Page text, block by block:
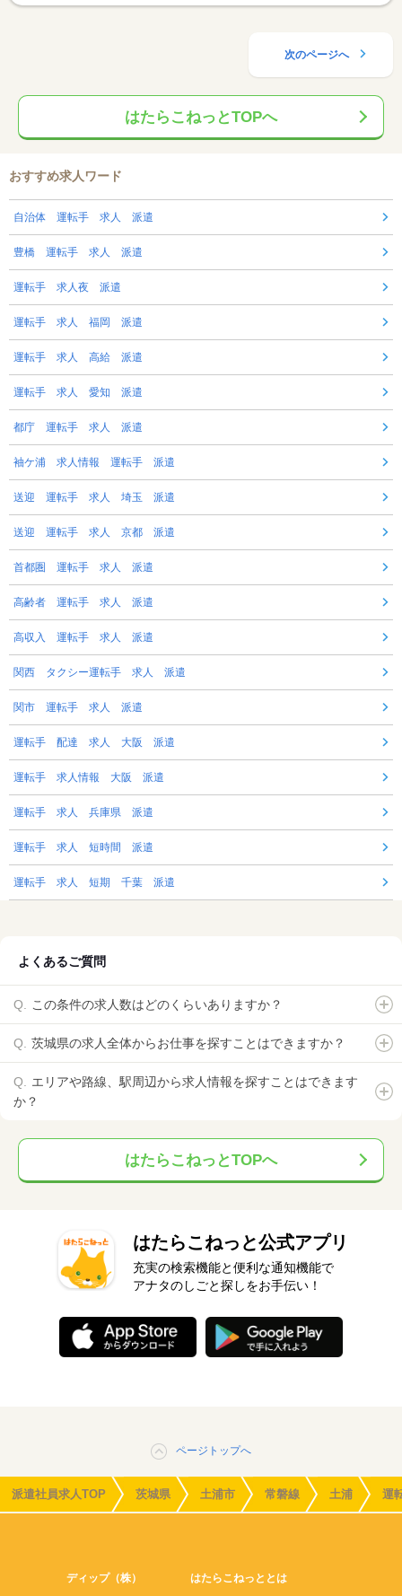
次のページへ
はたらこねっとTOPへ
おすすめ求人ワード
自治体 運転手 求人 派遣
豊橋 運転手 求人 派遣
運転手 求人夜 派遣
運転手 求人 福岡 派遣
運転手 求人 高給 派遣
運転手 求人 愛知 派遣
都庁 運転手 求人 派遣
袖ケ浦 求人情報 運転手 派遣
送迎 運転手 求人 埼玉 派遣
送迎 運転手 求人 京都 派遣
首都圏 運転手 求人 派遣
高齢者 運転手 求人 派遣
高収入 運転手 求人 派遣
関西 タクシー運転手 求人 派遣
関市 運転手 求人 派遣
運転手 配達 求人 大阪 派遣
運転手 求人情報 大阪 派遣
運転手 求人 兵庫県 派遣
運転手 求人 短時間 派遣
運転手 求人 短期 千葉 派遣
よくあるご質問
この条件の求人数はどのくらいありますか？
茨城県の求人全体からお仕事を探すことはできますか？
エリアや路線、駅周辺から求人情報を探すことはできます
か？
はたらこねっとTOPへ
はたらこねっと公式アプリ
充実の検索機能と便利な通知機能で
アナタのしごと探しをお手伝い！
ページトップへ
派遣社員求人TOP 茨城県 土浦市 常磐線 土浦 運
ディップ（株） はたらこねっととは